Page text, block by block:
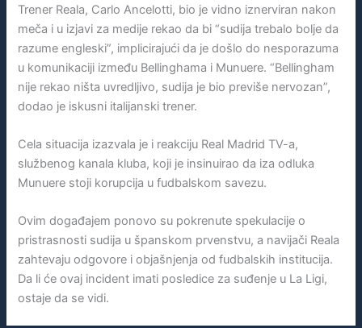
Trener Reala, Carlo Ancelotti, bio je vidno iznerviran nakon
meča i u izjavi za medije rekao da bi “sudija trebalo bolje da
razume engleski”, implicirajući da je došlo do nesporazuma
u komunikaciji između Bellinghama i Munuere. “Bellingham
nije rekao ništa uvredljivo, sudija je bio previše nervozan”,
dodao je iskusni italijanski trener.
Cela situacija izazvala je i reakciju Real Madrid TV-a,
službenog kanala kluba, koji je insinuirao da iza odluka
Munuere stoji korupcija u fudbalskom savezu.
Ovim događajem ponovo su pokrenute spekulacije o
pristrasnosti sudija u španskom prvenstvu, a navijači Reala
zahtevaju odgovore i objašnjenja od fudbalskih institucija.
Da li će ovaj incident imati posledice za suđenje u La Ligi,
ostaje da se vidi.